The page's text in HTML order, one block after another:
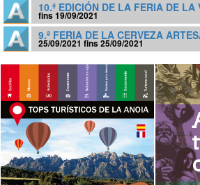
10.ª EDICIÓN DE LA FERIA DE LA
fins 19/09/2021
9.ª FERIA DE LA CERVEZA
25/09/2021 fins 25/09/2021